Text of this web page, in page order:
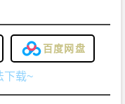
百度网盘
下载~